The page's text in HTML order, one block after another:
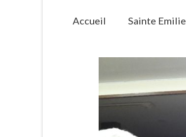
Accueil Sainte Emilie